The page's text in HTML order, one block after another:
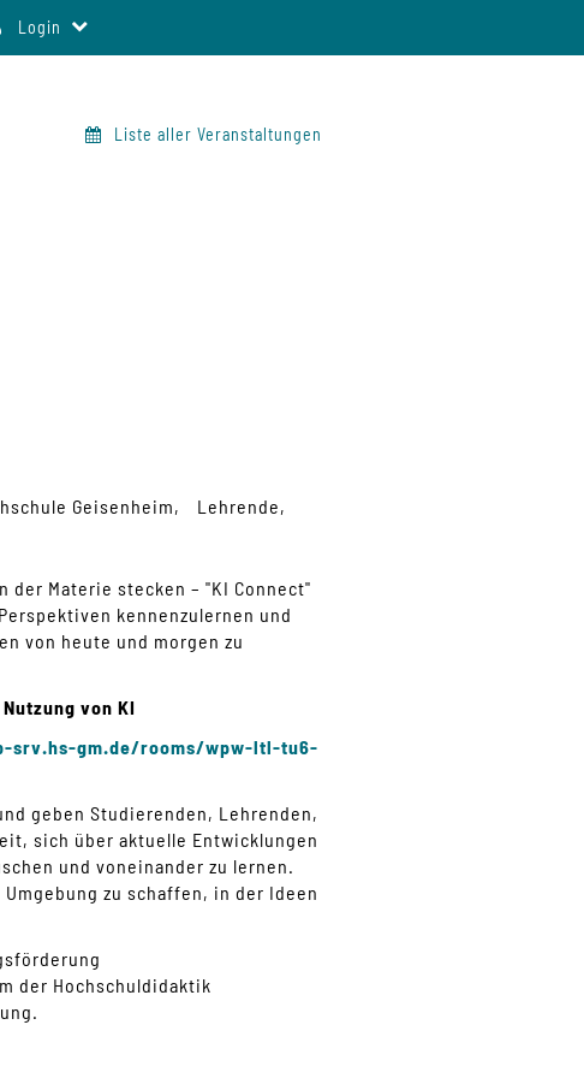
Login
Liste aller Veranstaltungen
Geisenheim
Lehrende
Materie stecken – "KI Connect"
kennenzulernen und
von heute und morgen zu
von KI
srv.hs-gm.de/rooms/wpw-ltl-tu6-
geben Studierenden, Lehrenden,
sich über aktuelle Entwicklungen
und voneinander zu lernen.
zu schaffen, in der Ideen
der Hochschuldidaktik